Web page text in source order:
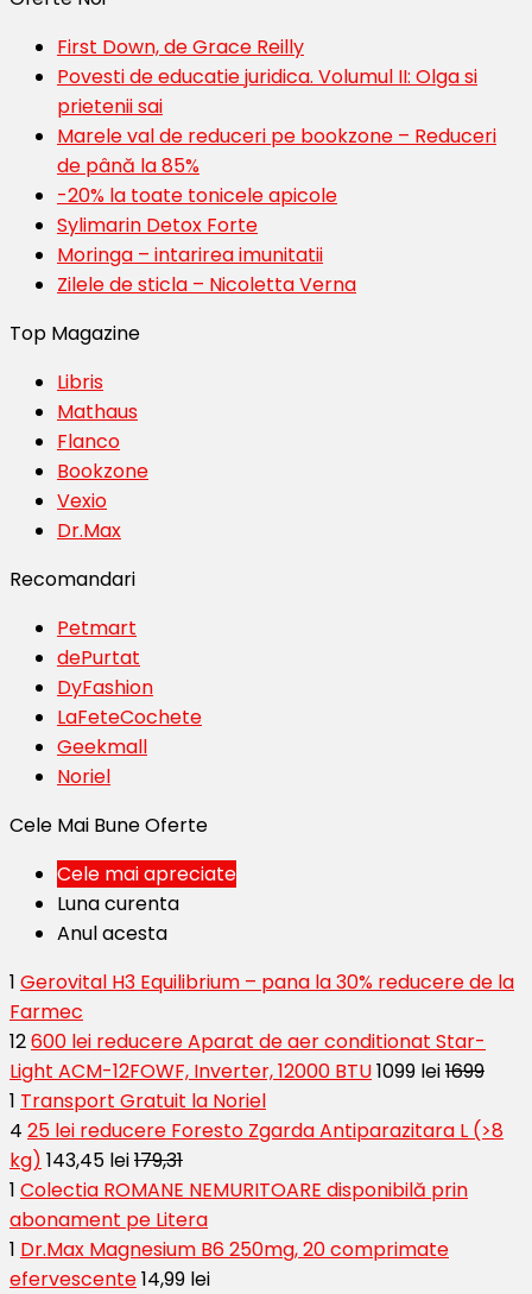
First Down, de Grace Reilly
Povesti de educatie juridica. Volumul II: Olga si
prietenii sai
Marele val de reduceri pe bookzone – Reduceri
de până la 85%
-20% la toate tonicele apicole
Sylimarin Detox Forte
Moringa – intarirea imunitatii
Zilele de sticla – Nicoletta Verna
Top Magazine
Libris
Mathaus
Flanco
Bookzone
Vexio
Dr.Max
Recomandari
Petmart
dePurtat
DyFashion
LaFeteCochete
Geekmall
Noriel
Cele Mai Bune Oferte
Cele mai apreciate
Luna curenta
Anul acesta
1 Gerovital H3 Equilibrium – pana la 30% reducere de la
Farmec
12600 lei reducere Aparat de aer conditionat Star-
Light ACM-12FOWF, Inverter, 12000 BTU1099 lei1699
1 Transport Gratuit la Noriel
4 25 lei reducere Foresto Zgarda Antiparazitara L (>8
kg) 143,45 lei179,31
1 Colectia ROMANE NEMURITOARE disponibilă prin
abonament pe Litera
1 Dr.Max Magnesium B6 250mg, 20 comprimate
efervescente14,99 lei